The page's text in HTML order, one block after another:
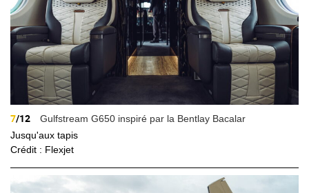
7/12
Gulfstream G650 inspiré par la Bentlay Bacalar
Jusqu'aux tapis
Crédit : Flexjet